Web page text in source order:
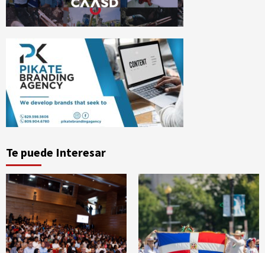
Te puede Interesar